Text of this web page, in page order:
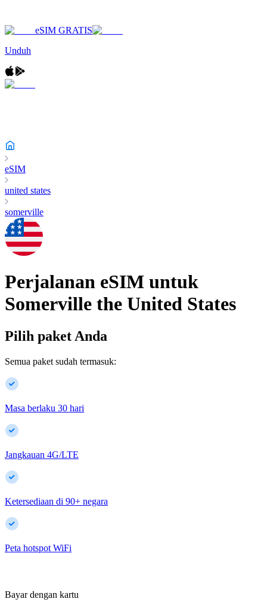
eSIM GRATIS
Unduh
eSIM
united states
somerville
Perjalanan eSIM untuk
Somerville the United States
Pilih paket Anda
Semua paket sudah termasuk:
Masa berlaku 30 hari
Jangkauan 4G/LTE
Ketersediaan di 90+ negara
Peta hotspot WiFi
Bayar dengan kartu